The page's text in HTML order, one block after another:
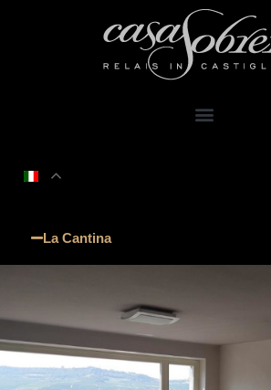
La Cantina